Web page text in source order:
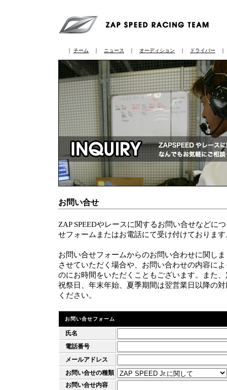
｜ チーム ｜ ニュース ｜ オーディション ｜ ドライバー
お問い合せ
ZAP SPEEDやレースに関するお問い合せなどに
せフォームまたはお電話にて受け付けております
お問い合せフォームからのお問い合わせに関し
させていただく場合や、お問い合わせの内容に
のにお時間をいただくこともございます。また
祝祭日、年末年始、夏季期間は翌営業日以降の
ください。
お問い合せフォーム
氏名
電話番号
メールアドレス
お問い合せの種類
お問い合せ内容